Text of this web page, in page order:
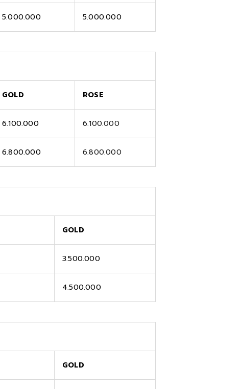
5.000.000 5.000.000
GOLD ROSE
6.100.000 6.100.000
6.800.000 6.800.000
GOLD
3.500.000
4.500.000
GOLD